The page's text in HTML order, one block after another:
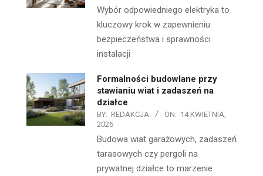
Wybór odpowiedniego elektryka to
kluczowy krok w zapewnieniu
bezpieczeństwa i sprawności
instalacji
Formalności budowlane przy
stawianiu wiat i zadaszeń na
działce
BY: REDAKCJA ON: 14 KWIETNIA,
2026
Budowa wiat garażowych, zadaszeń
tarasowych czy pergoli na
prywatnej działce to marzenie